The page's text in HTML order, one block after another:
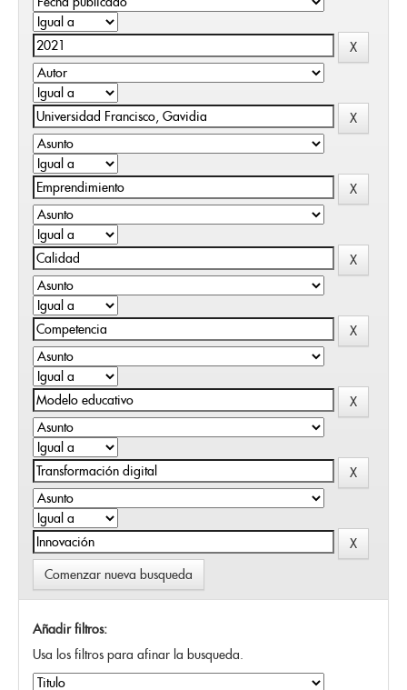
Comenzar nueva busqueda
Añadir filtros:
Usa los filtros para afinar la busqueda.